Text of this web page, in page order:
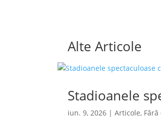
Alte Articole
Stadioanele
iun. 9, 2026 |Articole,